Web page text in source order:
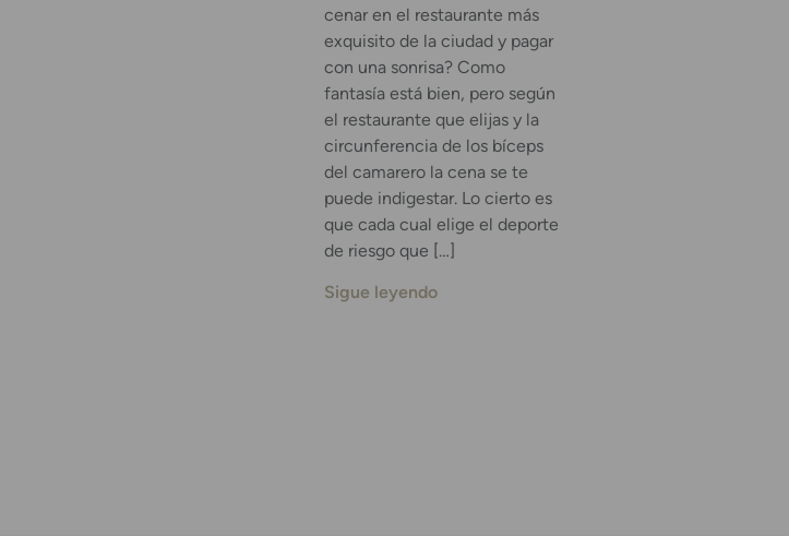
cenar en el restaurante más
exquisito de la ciudad y pagar
con una sonrisa? Como
fantasía está bien, pero según
el restaurante que elijas y la
circunferencia de los bíceps
del camarero la cena se te
puede indigestar. Lo cierto es
que cada cual elige el deporte
de riesgo que […]
Sigue leyendo